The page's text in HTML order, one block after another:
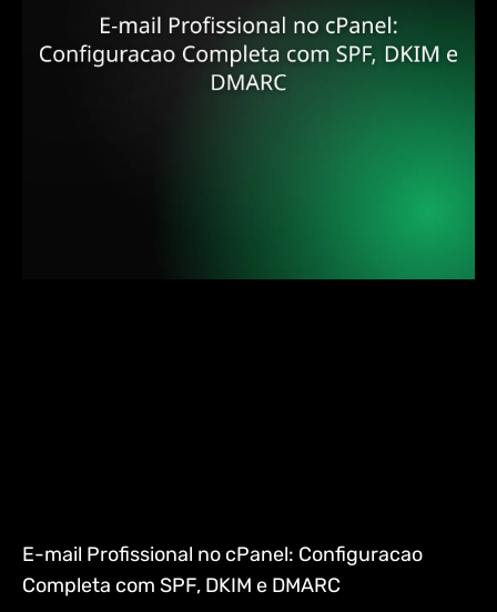
E-mail Profissional no cPanel: Configuracao
Completa com SPF, DKIM e DMARC